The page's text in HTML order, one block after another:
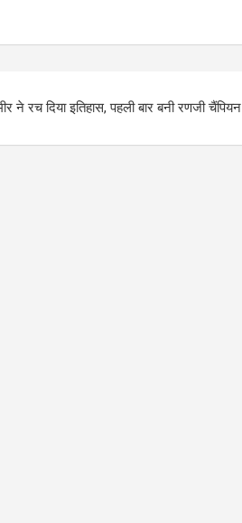
ने रच दिया इतिहास, पहली बार बनी रणजी चैंपियन